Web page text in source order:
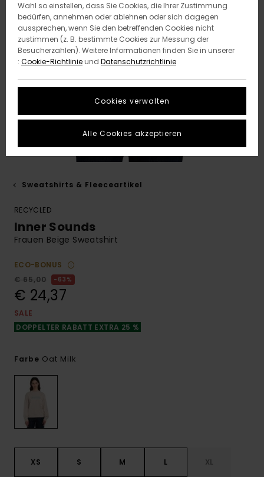
Sweatshirts & Fleeceartikel
RECYCLED
Inner Sounds
Frauen Beige Sweatshirt
ECO-BONUS
€ 65,00
63%
€ 24,37
SALE
DOPPELTER RABATT EXTRA 25 %
Farbe Oat Milk
XS S M L XL
Wahl so einstellen, dass Sie Cookies, die Ihrer Zustimmung
bedürfen, annehmen oder ablehnen oder sich dagegen
aussprechen, wenn Sie den betreffenden Cookies nicht
zustimmen (z. B. bestimmte Cookies zur Messung der
Besucherzahlen). Weitere Informationen finden Sie in unserer
: Cookie-Richtlinieund Datenschutzrichtlinie
Cookies verwalten
Alle Cookies akzeptieren